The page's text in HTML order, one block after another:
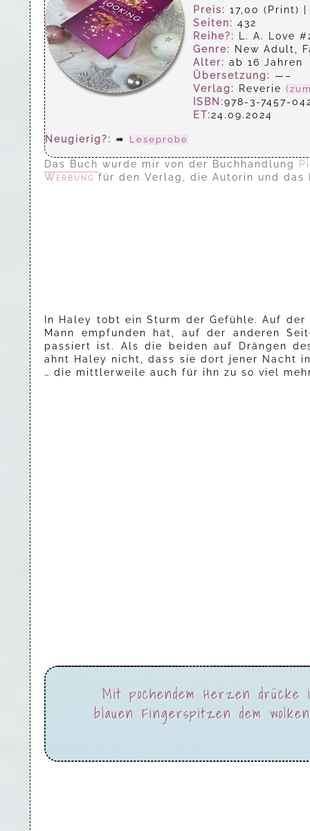
Preis: 17,00 (Print)
Seiten: 432
Reihe?:
L. A. Love
Genre:
New Adult,
Alter: ab 16 Jahren
Übersetzung: —–
Verlag:
Reverie
ISBN:978-3-7457-
ET:24.09.2024
Neugierig?: ➠ Leseprobe
Das Buch wurde mir von der Buchhandlung
Werbung für den Verlag, die Autorin und das
In Haley tobt ein Sturm der Gefühle. Auf
Mann empfunden hat, auf der anderen
passiert ist. Als die beiden auf Drängen
ahnt Haley nicht, dass sie dort jener Nacht
… die mittlerweile auch für ihn zu so viel
Mit pochendem Herzen
blauen Fingerspitzen dem